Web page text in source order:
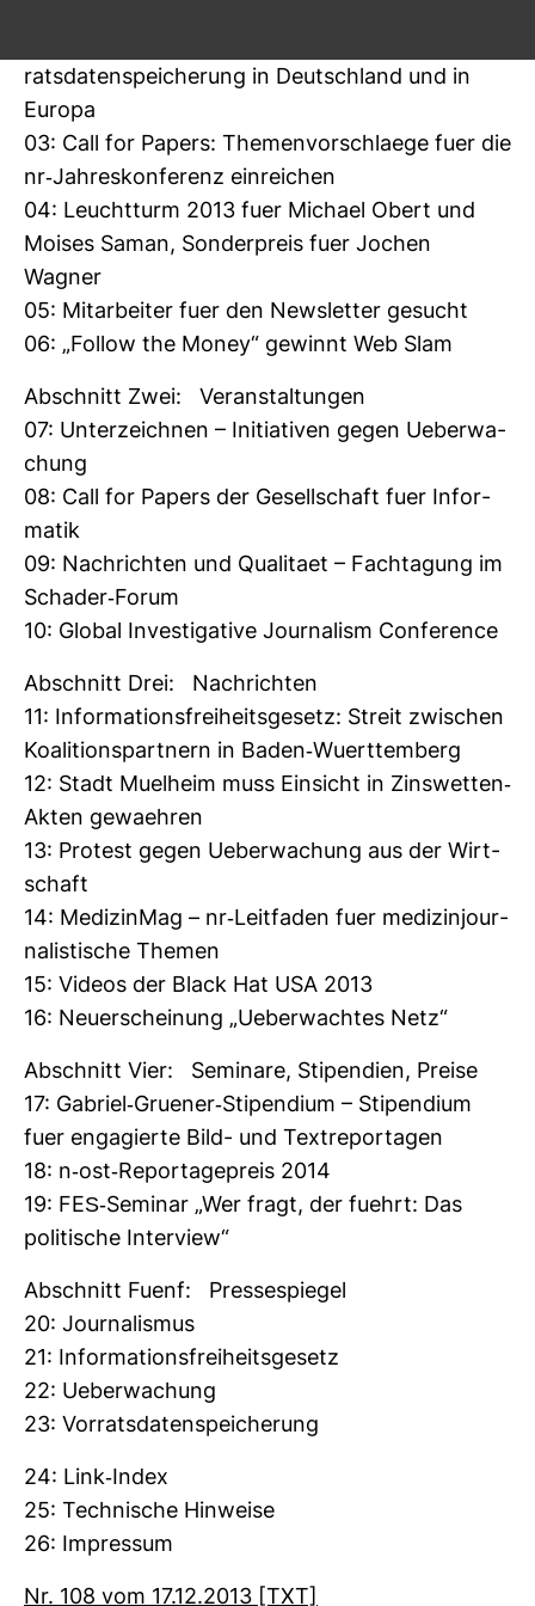
rats­da­ten­spei­che­rung in Deutsch­land und in
Europa
03: Call for Papers: The­men­vor­schlaege fuer die
nr-​Jah­res­kon­fe­renz ein­rei­chen
04: Leucht­turm 2013 fuer Michael Obert und
Moises Saman, Son­der­preis fuer Jochen
Wagner
05: Mit­ar­beiter fuer den News­letter gesucht
06: „Follow the Money“ gewinnt Web Slam
Abschnitt Zwei: Ver­an­stal­tungen
07: Unter­zeichnen – Initia­tiven gegen Ueber­wa­
chung
08: Call for Papers der Gesell­schaft fuer Infor­
matik
09: Nach­richten und Qua­li­taet – Fach­ta­gung im
Schader-​Forum
10: Global Inves­ti­ga­tive Jour­na­lism Con­fe­rence
Abschnitt Drei: Nach­richten
11: Infor­ma­ti­ons­frei­heits­ge­setz: Streit zwi­schen
Koali­ti­ons­part­nern in Baden-​Wuert­tem­berg
12: Stadt Muel­heim muss Ein­sicht in Zins­wetten-​
Akten gewaehren
13: Pro­test gegen Ueber­wa­chung aus der Wirt­
schaft
14: Medi­zinMag – nr-​Leit­faden fuer medi­zin­jour­
na­lis­ti­sche Themen
15: Videos der Black Hat USA 2013
16: Neu­erschei­nung „Ueber­wachtes Netz“
Abschnitt Vier: Semi­nare, Sti­pen­dien, Preise
17: Gabriel-​Gruener-​Sti­pen­dium – Sti­pen­dium
fuer enga­gierte Bild- und Tex­t­re­por­tagen
18: n-​ost-​Repor­ta­ge­preis 2014
19: FES-​Seminar „Wer fragt, der fuehrt: Das
poli­ti­sche Inter­view“
Abschnitt Fuenf: Pres­se­spiegel
20: Jour­na­lismus
21: Infor­ma­ti­ons­frei­heits­ge­setz
22: Ueber­wa­chung
23: Vor­rats­da­ten­spei­che­rung
24: Link-​Index
25: Tech­ni­sche Hin­weise
26: Impressum
Nr. 108 vom 17.12.2013 [TXT]